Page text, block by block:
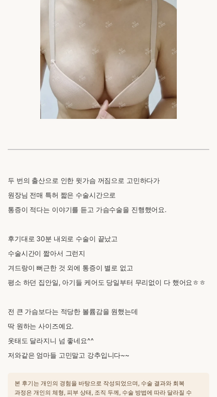
두 번의 출산으로 인한 윗가슴 꺼짐으로 고민하다가
원장님 전매 특허 짧은 수술시간으로
통증이 적다는 이야기를 듣고 가슴수술을 진행했어요.
후기대로 30분 내외로 수술이 끝났고
수술시간이 짧아서 그런지
겨드랑이 뻐근한 것 외에 통증이 별로 없고
평소 하던 집안일, 아기들 케어도 당일부터 무리없이 다 했어요ㅎㅎ
전 큰 가슴보다는 적당한 볼륨감을 원했는데
딱 원하는 사이즈예요.
옷태도 달라지니 넘 좋네요^^
저와같은 엄마들 고민말고 강추입니다~~
본 후기는 개인의 경험을 바탕으로 작성되었으며, 수술 결과와 회복
과정은 개인의 체형, 피부 상태, 조직 두께, 수술 방법에 따라 달라질 수